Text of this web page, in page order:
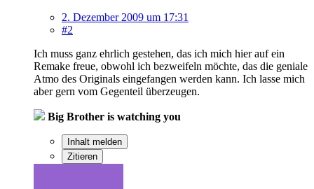
2. Dezember 2009 um 17:31
#2
Ich muss ganz ehrlich gestehen, das ich mich hier auf ein
Remake freue, obwohl ich bezweifeln möchte, das die geniale
Atmo des Originals eingefangen werden kann. Ich lasse mich
aber gern vom Gegenteil überzeugen.
Big Brother is watching you
Inhalt melden
Zitieren